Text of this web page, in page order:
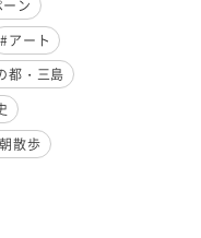
ン
#アート
都・三島
散歩